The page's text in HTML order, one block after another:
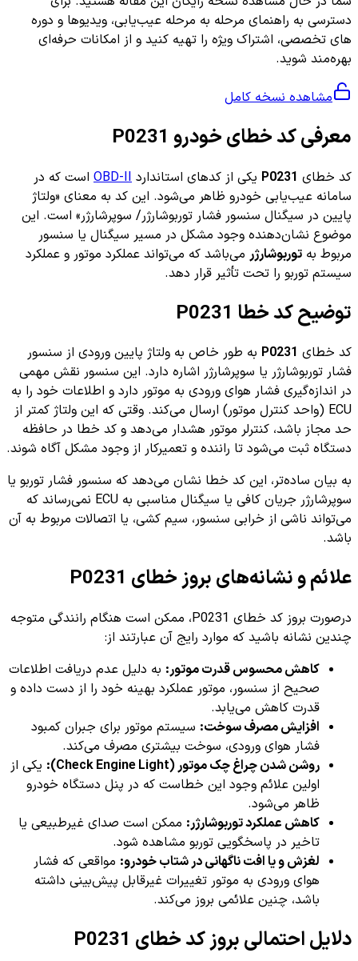
دسترسی به راهنمای مرحله به مرحله عیب‌یابی، ویدیوها و دوره
های تخصصی، اشتراک ویژه را تهیه کنید و از امکانات حرفه‌ای
بهره‌مند شوید.
مشاهده نسخه کامل
معرفی کد خطای خودرو P0231
کد خطای P0231 یکی از کدهای استاندارد OBD-II است که در
سامانه عیب‌یابی خودرو ظاهر می‌شود. این کد به معنای «ولتاژ
پایین در سیگنال سنسور فشار توربوشارژر/ سوپرشارژر» است. این
موضوع نشان‌دهنده وجود مشکل در مسیر سیگنال یا سنسور
مربوط به توربوشارژر می‌باشد که می‌تواند عملکرد موتور و عملکرد
سیستم توربو را تحت تأثیر قرار دهد.
توضیح کد خطا P0231
کد خطای P0231 به طور خاص به ولتاژ پایین ورودی از سنسور
فشار توربوشارژر یا سوپرشارژر اشاره دارد. این سنسور نقش مهمی
در اندازه‌گیری فشار هوای ورودی به موتور دارد و اطلاعات خود را به
ECU (واحد کنترل موتور) ارسال می‌کند. وقتی که این ولتاژ کمتر از
حد مجاز باشد، کنترلر موتور هشدار می‌دهد و کد خطا در حافظه
دستگاه ثبت می‌شود تا راننده و تعمیرکار از وجود مشکل آگاه شوند.
به بیان ساده‌تر، این کد خطا نشان می‌دهد که سنسور فشار توربو یا
سوپرشارژر جریان کافی یا سیگنال مناسبی به ECU نمی‌رساند که
می‌تواند ناشی از خرابی سنسور، سیم کشی، یا اتصالات مربوط به آن
باشد.
علائم و نشانه‌های بروز خطای P0231
درصورت بروز کد خطای P0231، ممکن است هنگام رانندگی متوجه
چندین نشانه باشید که موارد رایج آن عبارتند از:
کاهش محسوس قدرت موتور: به دلیل عدم دریافت اطلاعات
صحیح از سنسور، موتور عملکرد بهینه خود را از دست داده و
قدرت کاهش می‌یابد.
افزایش مصرف سوخت: سیستم موتور برای جبران کمبود
فشار هوای ورودی، سوخت بیشتری مصرف می‌کند.
روشن شدن چراغ چک موتور (Check Engine Light):
یکی از
اولین علائم وجود این خطاست که در پنل دستگاه خودرو
ظاهر می‌شود.
کاهش عملکرد توربوشارژر: ممکن است صدای غیرطبیعی یا
تاخیر در پاسخگویی توربو مشاهده شود.
لغزش و یا افت ناگهانی در شتاب خودرو: مواقعی که فشار
هوای ورودی به موتور تغییرات غیرقابل پیش‌بینی داشته
باشد، چنین علائمی بروز می‌کند.
دلایل احتمالی بروز کد خطای P0231